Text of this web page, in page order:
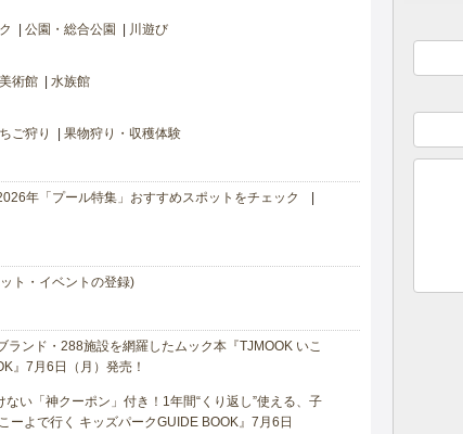
公園・総合公園 川遊び
美術館 水族館
ご狩り 果物狩り・収穫体験
年「プール特集」おすすめスポットをチェック
ト・イベントの登録)
ランド・288施設を網羅したムック本『TJMOOK いこ
』7月6日（月）発売！
ない「神クーポン」付き！1年間“くり返し”使える、子
ーよで行く キッズパークGUIDE BOOK』7月6日